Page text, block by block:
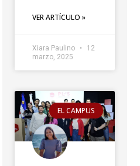
VER ARTÍCULO »
Xiara Paulino
12
marzo, 2025
EL CAMPUS